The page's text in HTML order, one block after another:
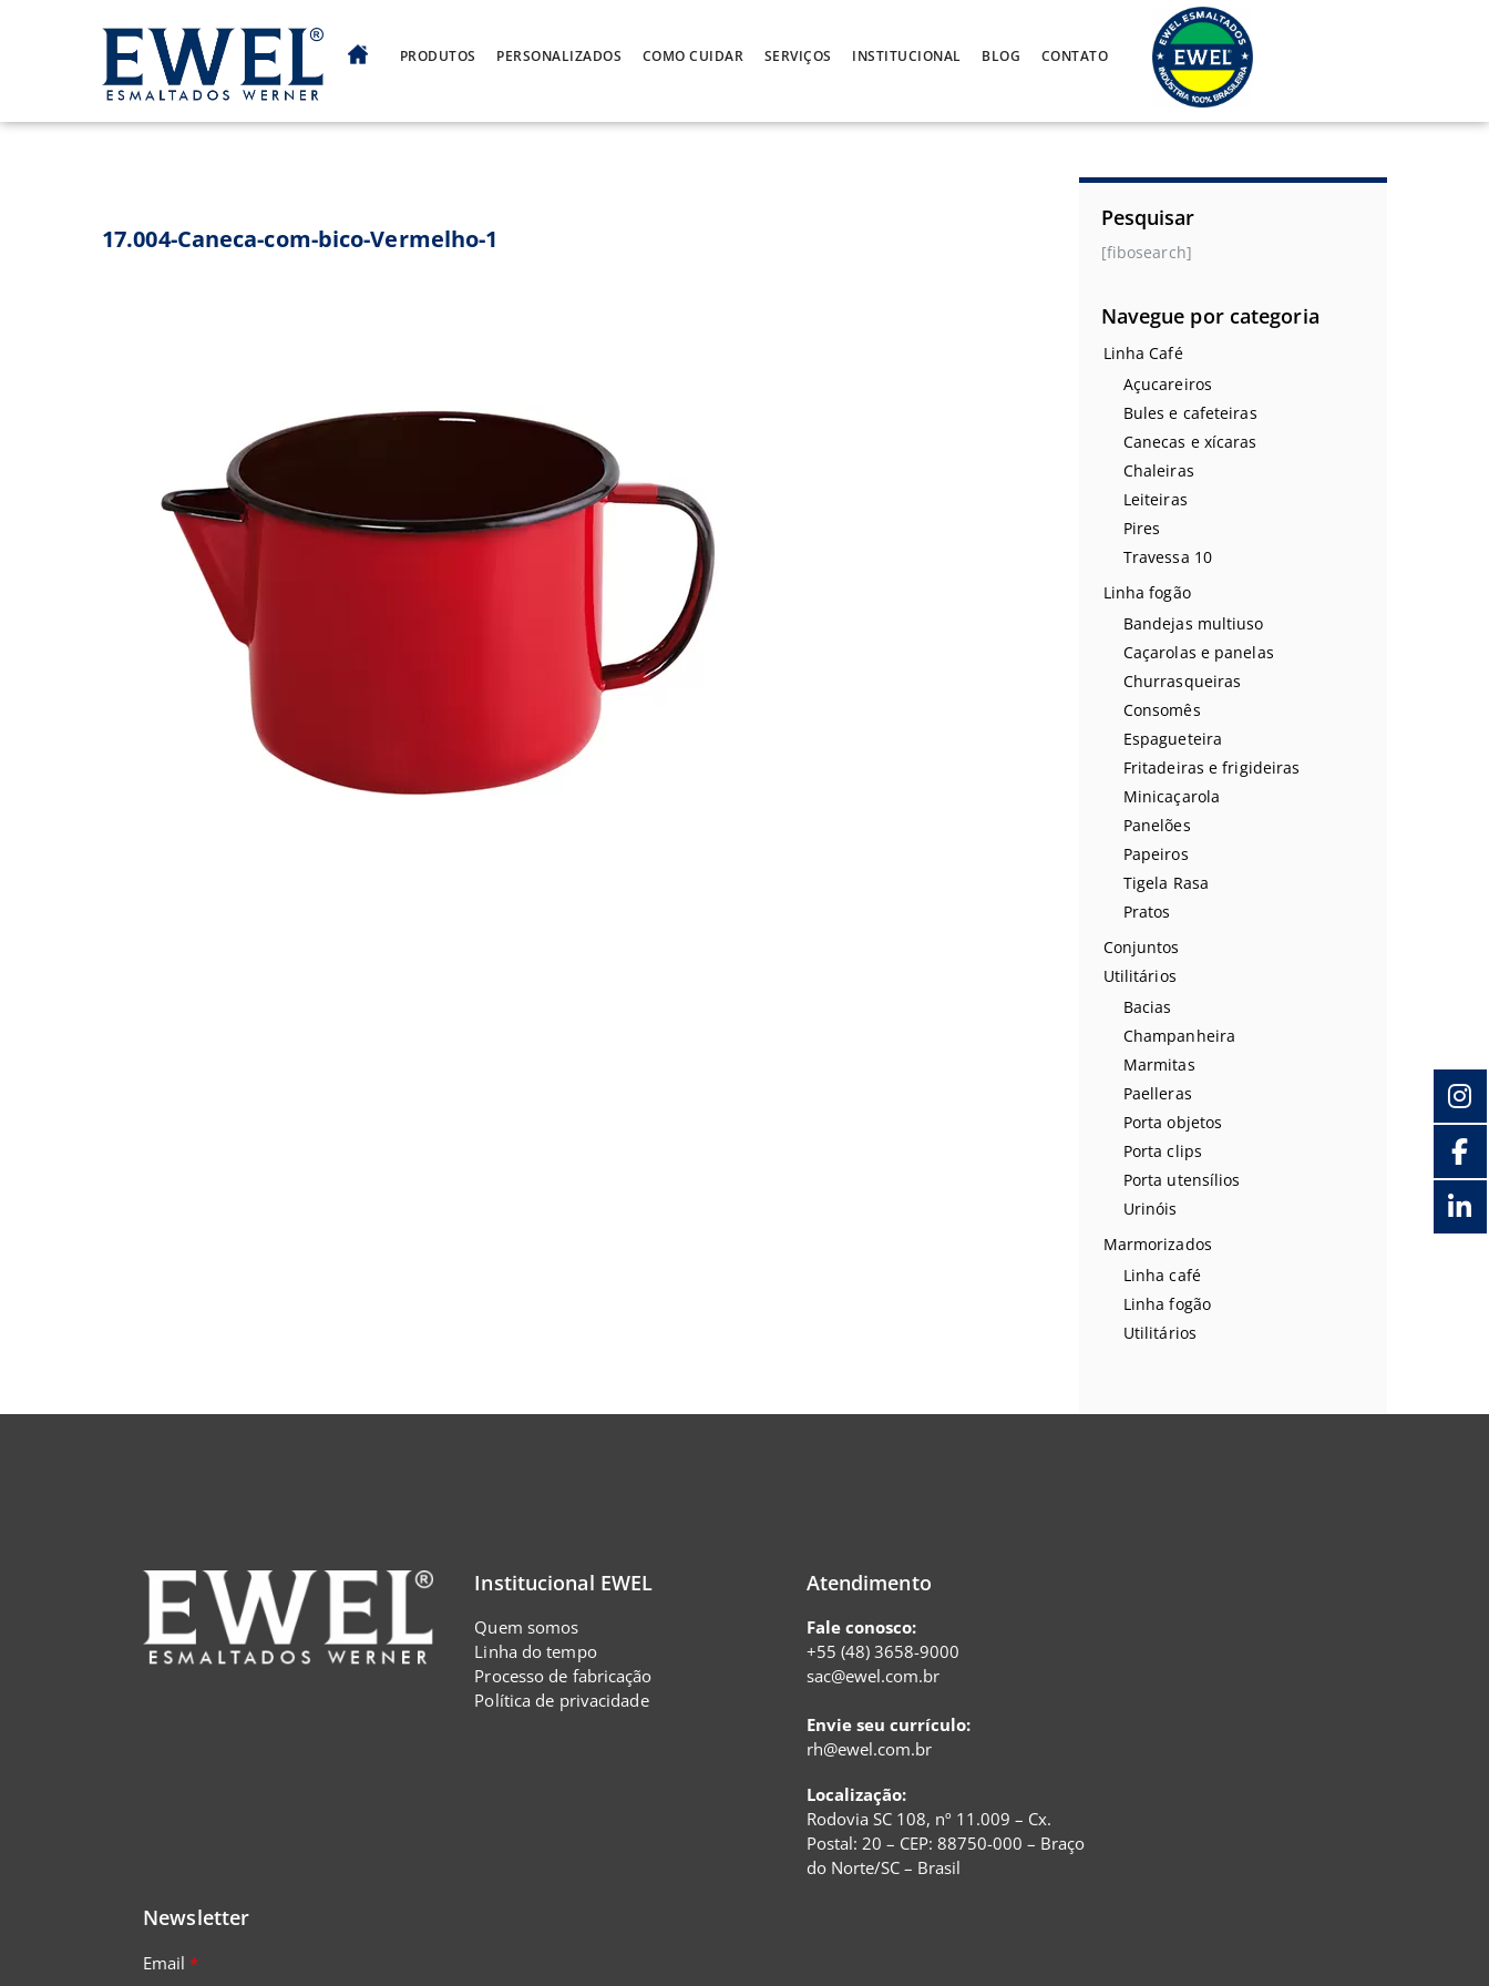
PRODUTOS PERSONALIZADOS COMO CUIDAR SERVIÇOS INSTITUCIONAL BLOG CONTATO
17.004-Caneca-com-bico-Vermelho-1
Pesquisar
[fibosearch]
Navegue por categoria
Linha Café
Açucareiros
Bules e cafeteiras
Canecas e xícaras
Chaleiras
Leiteiras
Pires
Travessa 10
Linha fogão
Bandejas multiuso
Caçarolas e panelas
Churrasqueiras
Consomês
Espagueteira
Fritadeiras e frigideiras
Minicaçarola
Panelões
Papeiros
Tigela Rasa
Pratos
Conjuntos
Utilitários
Bacias
Champanheira
Marmitas
Paelleras
Porta objetos
Porta clips
Porta utensílios
Urinóis
Marmorizados
Linha café
Linha fogão
Utilitários
Institucional EWEL
Quem somos
Linha do tempo
Processo de fabricação
Política de privacidade
Atendimento
Fale conosco:
+55 (48) 3658-9000
sac@ewel.com.br
Envie seu currículo:
rh@ewel.com.br
Localização:
Rodovia SC 108, nº 11.009 – Cx.
Postal: 20 – CEP: 88750-000 – Braço
do Norte/SC – Brasil
Newsletter
Email*